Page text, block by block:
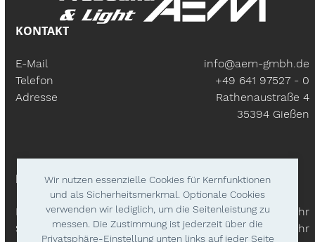
Wir nutzen essenzielle Cookies für Kernfunktionen
und als Sicherheitsmerkmal. Optionale Cookies
verwenden wir lediglich, um die Seitenleistung zu
messen. Die Zustimmung ist jederzeit über die
Privatsphäre-Einstellung unten links auf jeder Seite
KONTAKT
E-Mail
info@aem-gmbh.de
Telefon
+49 641 97527 - 0
Adresse
Rathenaustraße 4
35394 Gießen
BÜROZEITEN
Mo – Fr:
9.30 Uhr - 18.00 Uhr
Samstags
9.30 Uhr - 14.00 Uhr